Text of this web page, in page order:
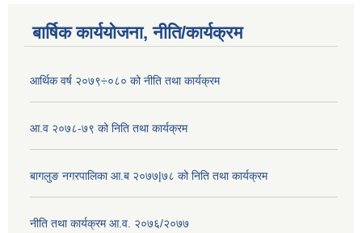
बार्षिक कार्ययोजना, नीति/कार्यक्रम
आर्थिक वर्ष २०७९÷०८० को नीति तथा कार्यक्रम
आ.व २०७८-७९ को निति तथा कार्यक्रम
बागलुङ नगरपालिका आ.ब २०७७|७८ को निति तथा कार्यक्रम
नीति तथा कार्यक्रम आ.व. २०७६/२०७७